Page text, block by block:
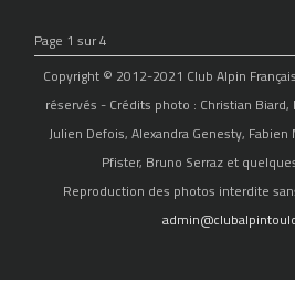
Page 1 sur 4
Copyright © 2012-2021 Club Alpin
réservés - Crédits photo : Christian
Julien Defois, Alexandra Genesty,
Pfister, Bruno Serraz et
Reproduction des photos interdite